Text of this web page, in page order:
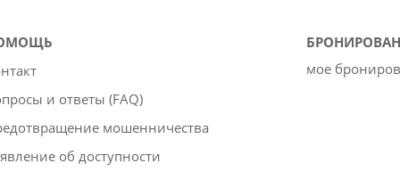
и ответы (FAQ)
мошенничества
об доступности
мое